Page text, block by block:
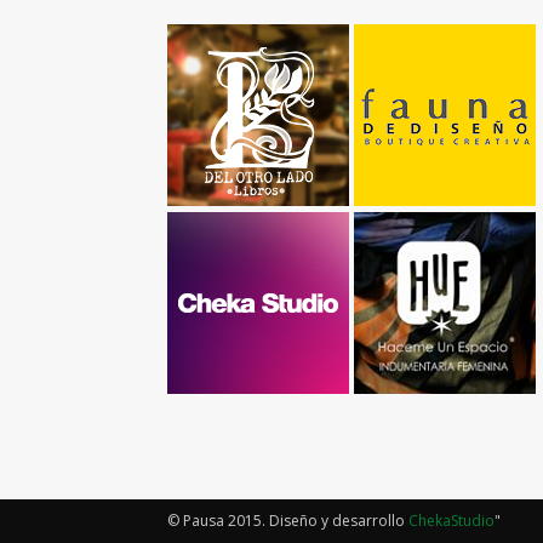
© Pausa 2015. Diseño y desarrollo ChekaStudio"